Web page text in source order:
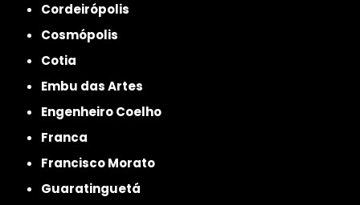
Cordeirópolis
Cosmópolis
Cotia
Embu das Artes
Engenheiro Coelho
Franca
Francisco Morato
Guaratinguetá